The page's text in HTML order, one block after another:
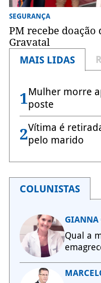
SEGURANÇA
PM recebe
Gravatal
MAIS LIDAS
1Mulher morre
poste
2Vítima é
pelo marido
COLUNISTAS
GIANNA
Qual a